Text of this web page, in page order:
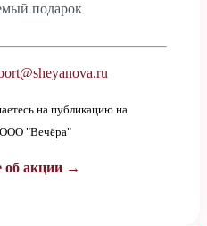
подарок
на публикацию на
ООО "Вечёра"
об акции →